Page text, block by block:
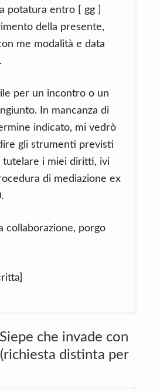
potatura entro [ gg ]
della presente,
me modalità e data
per un incontro o un
In mancanza di
indicato, mi vedrò
gli strumenti previsti
tutelare i miei diritti, ivi
di mediazione ex
collaborazione, porgo
che invade con
distinta per